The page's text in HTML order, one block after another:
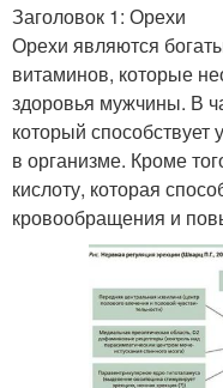
Заголовок 1: Орехи
Орехи являются
витаминов, которые
здоровья мужчины. В
который способствует
в организме. Кроме
кислоту, которая
кровообращения и